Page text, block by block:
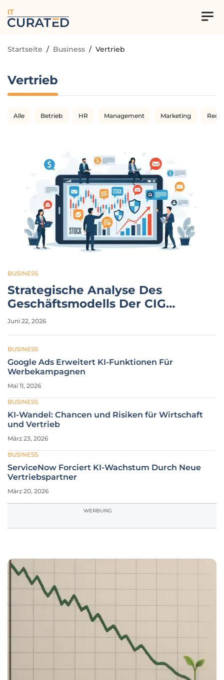
IT
Startseite / Business / Vertrieb
Vertrieb
Alle Betrieb HR Management Marketing
BUSINESS
Strategische Analyse Des
Geschäftsmodells Der CIG
Pannonia
Juni 22, 2026
BUSINESS
Google Ads Erweitert KI-Funktionen Für
Werbekampagnen
Mai 11, 2026
BUSINESS
KI-Wandel: Chancen und Risiken für Wirtschaft
und Vertrieb
März 23, 2026
BUSINESS
ServiceNow Forciert KI-Wachstum Durch Neue
Vertriebspartner
März 20, 2026
WERBUNG